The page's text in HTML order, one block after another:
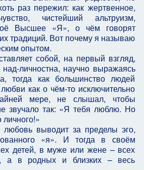
раз пережил: как жертвенное,
чистейший альтруизм,
Высшее «Я», о чём говорят
традиций. Вот почему я называю
опытом.
собой, на первый взгляд,
личностна, научно выражаясь
тогда как большинство людей
как о чём-то исключительно
мере, не слышал, чтобы
звучало так: «Я тебя люблю. Но
любовь выводит за пределы эго,
«я». И тогда в своём
детей, в муже или жене – всех
а в родных и близких – весь